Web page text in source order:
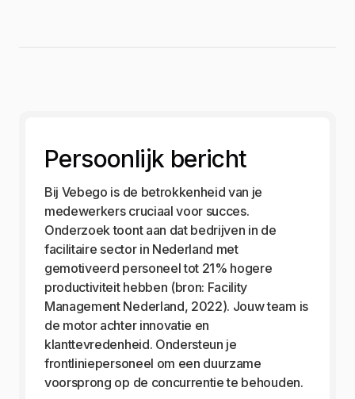
Persoonlijk bericht
Bij Vebego is de betrokkenheid van je
medewerkers cruciaal voor succes.
Onderzoek toont aan dat bedrijven in de
facilitaire sector in Nederland met
gemotiveerd personeel tot 21% hogere
productiviteit hebben (bron: Facility
Management Nederland, 2022). Jouw team is
de motor achter innovatie en
klanttevredenheid. Ondersteun je
frontliniepersoneel om een duurzame
voorsprong op de concurrentie te behouden.